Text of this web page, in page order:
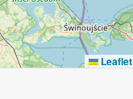
Leaflet